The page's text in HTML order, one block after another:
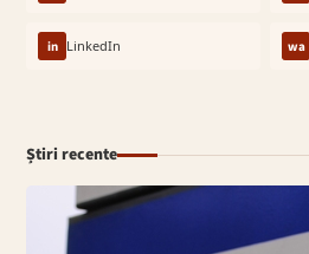
in LinkedIn wa
Știri recente